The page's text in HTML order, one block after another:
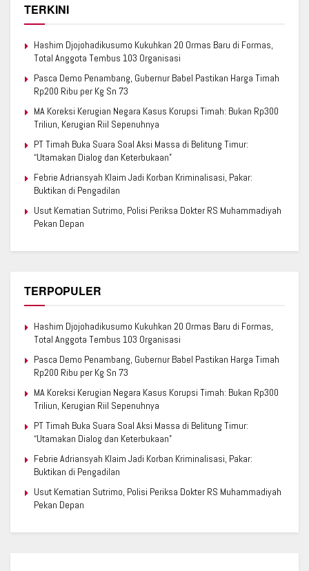
TERKINI
Hashim Djojohadikusumo Kukuhkan 20 Ormas Baru di Formas,
Total Anggota Tembus 103 Organisasi
Pasca Demo Penambang, Gubernur Babel Pastikan Harga Timah
Rp200 Ribu per Kg Sn 73
MA Koreksi Kerugian Negara Kasus Korupsi Timah: Bukan Rp300
Triliun, Kerugian Riil Sepenuhnya
PT Timah Buka Suara Soal Aksi Massa di Belitung Timur:
“Utamakan Dialog dan Keterbukaan”
Febrie Adriansyah Klaim Jadi Korban Kriminalisasi, Pakar:
Buktikan di Pengadilan
Usut Kematian Sutrimo, Polisi Periksa Dokter RS Muhammadiyah
Pekan Depan
TERPOPULER
Hashim Djojohadikusumo Kukuhkan 20 Ormas Baru di Formas,
Total Anggota Tembus 103 Organisasi
Pasca Demo Penambang, Gubernur Babel Pastikan Harga Timah
Rp200 Ribu per Kg Sn 73
MA Koreksi Kerugian Negara Kasus Korupsi Timah: Bukan Rp300
Triliun, Kerugian Riil Sepenuhnya
PT Timah Buka Suara Soal Aksi Massa di Belitung Timur:
“Utamakan Dialog dan Keterbukaan”
Febrie Adriansyah Klaim Jadi Korban Kriminalisasi, Pakar:
Buktikan di Pengadilan
Usut Kematian Sutrimo, Polisi Periksa Dokter RS Muhammadiyah
Pekan Depan